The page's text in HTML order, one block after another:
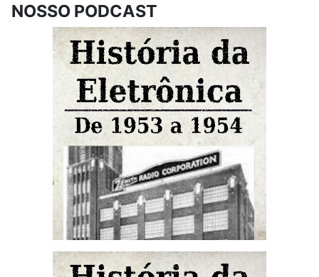
NOSSO PODCAST